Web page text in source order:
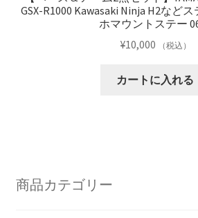
GSX-R1000 Kawasaki Ninja H2など
ホマウントステー
¥10,000 （税込）
カートに入れる
商品カテゴリー